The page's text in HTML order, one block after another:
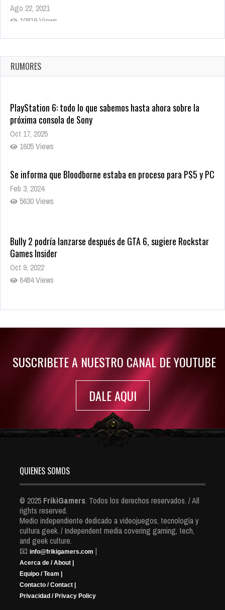
Ago 22, 2021
10819 Views
La configuración de Call of Duty 2021 aparentemente ya fue
Ago 8, 2021
10004 Views
RUMORES
PlayStation 6: todo lo que sabemos hasta ahora sobre la
próxima consola de Sony
Oct 17, 2025
1605 Views
Se informa que Bloodborne estaba en proceso para PS5 y PC
Feb 3, 2024
5630 Views
Bully 2 podría lanzarse después de GTA 6, sugiere Rockstar
Games Insider
Oct 9, 2022
6484 Views
Rumor: Se filtran los primeros detalles de Resident Evil 9
SUSCRIBETE A NUESTRO CANAL DE YOUTUBE
DALE AQUI
QUIENES SOMOS
© 2025 FrikiGamers. Todos los derechos reservados. / All
rights reserved.
Medio independiente dedicado a videojuegos, tecnología y
cultura geek. / Independent media covering gaming, tech,
and geek culture.
📧 info@frikigamers.com |
Acerca de / About |
Equipo / Team |
Contacto / Contact |
Privacidad / Privacy Policy